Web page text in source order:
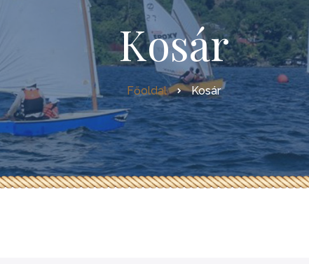
Ingyenesen letölthető
építési útmutatók
Optimist építése házilag
SecPerc kenu – projekt
Eureka 155 projekt
Az első magyarországi GIS
Evezőkészítés házilag
LadiX – az ideális
horgászcsónak
Kosár
Főoldal Kosár